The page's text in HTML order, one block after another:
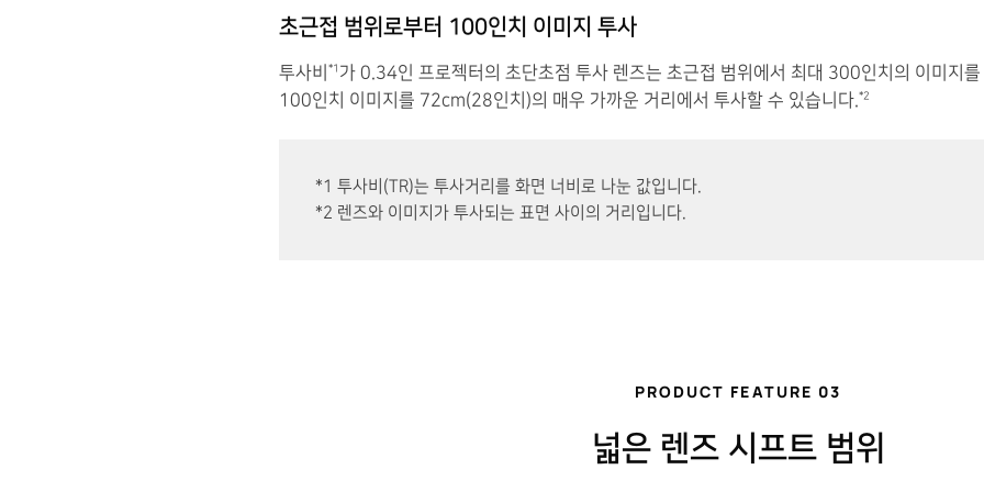
초근접 범위로부터 100인치 이미지 투사
투사비 *1 가 0.34인 프로젝터의 초단초점 투사 렌즈는 초근접 범위에서 최대 300인치의 이미지
100인치 이미지를 72cm(28인치)의 매우 가까운 거리에서 투사할 수 있습니다.*2
*1 투사비(TR)는 투사거리를 화면 너비로 나눈 값입니다.
*2 렌즈와 이미지가 투사되는 표면 사이의 거리입니다.
PRODUCT FEATURE 03
넓은 렌즈 시프트 범위